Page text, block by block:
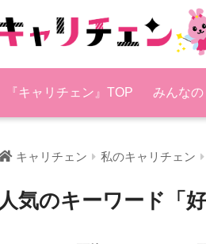
『キャリチェン』TOP みんな
キャリチェン 私のキャリチェン
人気のキーワード「